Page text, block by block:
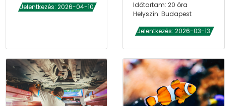
Jelentkezés: 2026-04-10
Időtartam: 20 óra
Helyszín: Budapest
Jelentkezés: 2026-03-13